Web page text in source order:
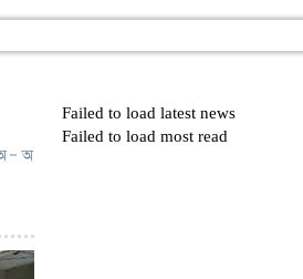
Failed to load latest news
Failed to load most read